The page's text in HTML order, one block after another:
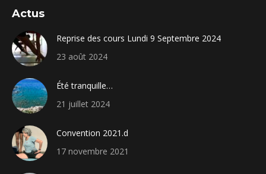
Actus
Reprise des cours Lundi 9 Septembre 2024
23 août 2024
Été tranquille…
21 juillet 2024
Convention 2021.d
17 novembre 2021